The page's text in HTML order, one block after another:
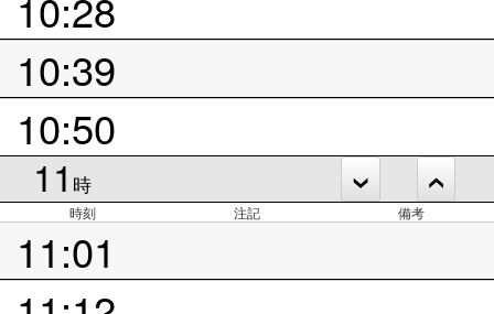
10:39
10:50
11 時
時刻 注記 備考
11:01